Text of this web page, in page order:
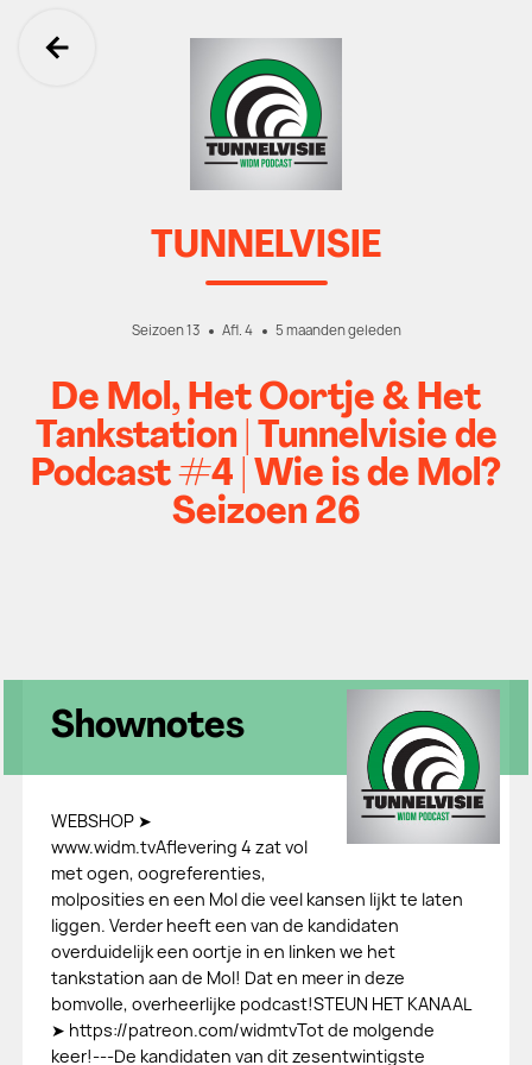
Ga terug
TUNNELVISIE
Seizoen 13 Afl. 4 5 maanden geleden
De Mol, Het Oortje & Het
Tankstation | Tunnelvisie de
Podcast #4 | Wie is de Mol?
Seizoen 26
Shownotes
WEBSHOP ➤
www.widm.tvAflevering 4 zat vol
met ogen, oogreferenties,
molposities en een Mol die veel kansen lijkt te laten
liggen. Verder heeft een van de kandidaten
overduidelijk een oortje in en linken we het
tankstation aan de Mol! Dat en meer in deze
bomvolle, overheerlijke podcast!STEUN HET KANAAL
➤ https://patreon.com/widmtvTot de molgende
keer!---De kandidaten van dit zesentwintigste